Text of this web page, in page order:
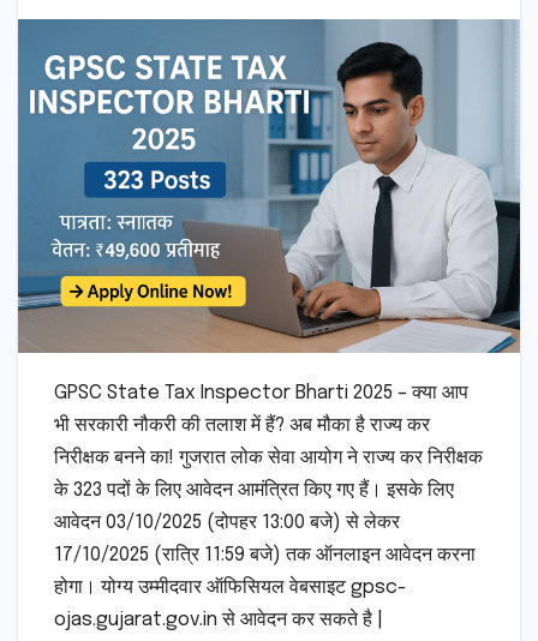
GPSC State Tax Inspector Bharti 2025 – क्या आप
भी सरकारी नौकरी की तलाश में हैं? अब मौका है राज्य कर
निरीक्षक बनने का! गुजरात लोक सेवा आयोग ने राज्य कर निरीक्षक
के 323 पदों के लिए आवेदन आमंत्रित किए गए हैं। इसके लिए
आवेदन 03/10/2025 (दोपहर 13:00 बजे) से लेकर
17/10/2025 (रात्रि 11:59 बजे) तक ऑनलाइन आवेदन करना
होगा। योग्य उम्मीदवार ऑफिसियल वेबसाइट gpsc-
ojas.gujarat.gov.in से आवेदन कर सकते है |